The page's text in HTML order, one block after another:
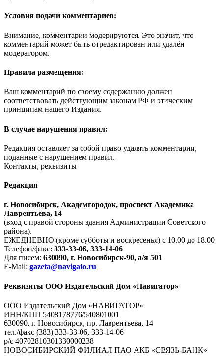
Условия подачи комментариев:
Внимание, комментарии модерируются. Это значит, что
комментарий может быть отредактирован или удалён
модератором.
Правила размещения:
Ваш комментарий по своему содержанию должен
соответствовать действующим законам РФ и этическим
принципам нашего Издания.
В случае нарушения правил:
Редакция оставляет за собой право удалять комментарии,
поданные с нарушением правил.
Контакты, реквизиты
Редакция
г. Новосибирск, Академгородок, проспект Академика
Лаврентьева, 14
(вход с правой стороны здания Администрации Советского
района).
ЕЖЕДНЕВНО (кроме субботы и воскресенья) с 10.00 до 18.00
Телефон/факс: 333-33-06, 333-14-06
Для писем: 630090, г. Новосибирск-90, а/я 501
E-Mail: gazeta@navigato.ru
Реквизиты ООО Издательский Дом «Навигатор»
ООО Издательский Дом «НАВИГАТОР»
ИНН/КПП 5408178776/540801001
630090, г. Новосибирск, пр. Лаврентьева, 14
тел./факс (383) 333-33-06, 333-14-06
р/с 40702810301330000238
НОВОСИБИРСКИЙ ФИЛИАЛ ПАО АКБ «СВЯЗЬ-БАНК»